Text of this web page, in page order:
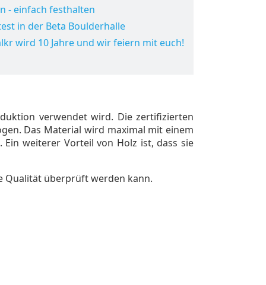
- einfach festhalten
in der Beta Boulderhalle
wird 10 Jahre und wir feiern mit euch!
verwendet wird. Die zertifizierten
Das Material wird maximal mit einem
weiterer Vorteil von Holz ist, dass sie
Qualität überprüft werden kann.